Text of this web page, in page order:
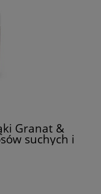
Granat &
suchych i